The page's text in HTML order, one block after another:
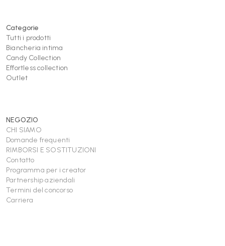
Categorie
Tutti i prodotti
Biancheria intima
Candy Collection
Effortless collection
Outlet
NEGOZIO
CHI SIAMO
Domande frequenti
RIMBORSI E SOSTITUZIONI
Contatto
Programma per i creator
Partnership aziendali
Termini del concorso
Carriera